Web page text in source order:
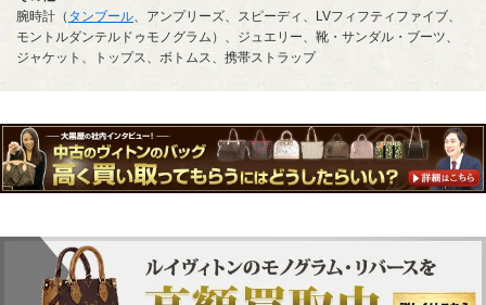
腕時計（ タンブール 、アンプリーズ、スピーディ、LVフィフティファイブ、
モントルダンテルドゥモノグラム）、ジュエリー、靴・サンダル・ブーツ、
ジャケット、トップス、ボトムス、携帯ストラップ